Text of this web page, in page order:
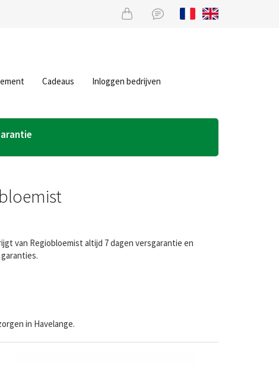
Cadeaus Inloggen bedrijven
van Regiobloemist altijd 7 dagen versgarantie en
in Havelange.